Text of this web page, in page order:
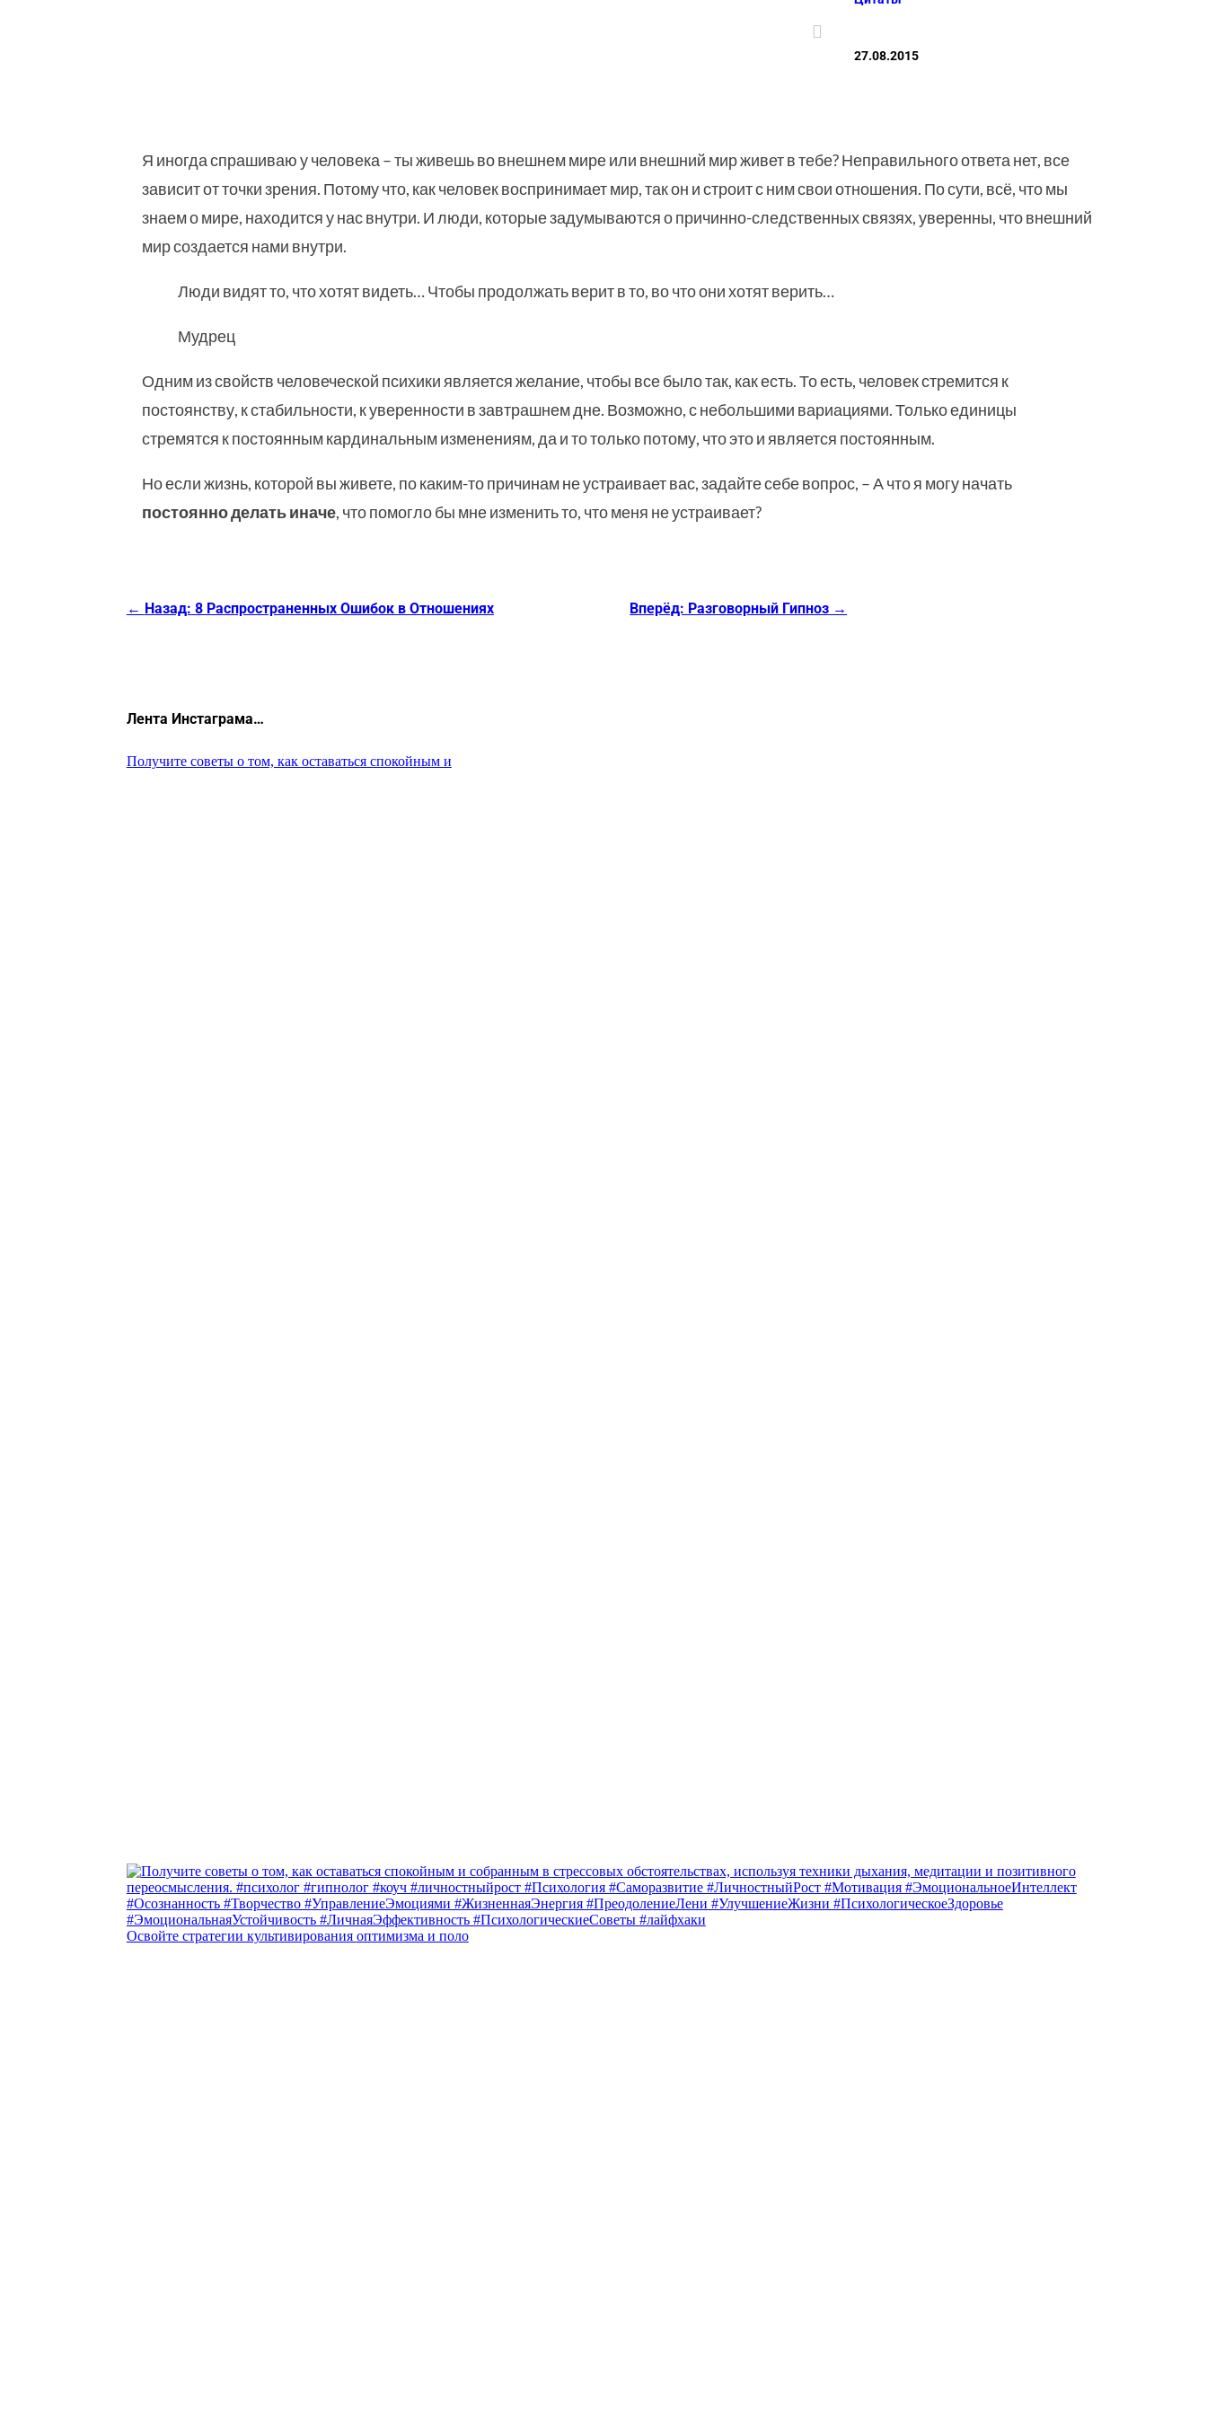

27.08.2015
Я иногда спрашиваю у человека – ты живешь во внешнем мире или внешний мир живет в тебе? Неправильного ответа нет, все
зависит от точки зрения. Потому что, как человек воспринимает мир, так он и строит с ним свои отношения. По сути, всё, что мы
знаем о мире, находится у нас внутри. И люди, которые задумываются о причинно-следственных связях, уверенны, что внешний
мир создается нами внутри.
Люди видят то, что хотят видеть… Чтобы продолжать верит в то, во что они хотят верить…
Мудрец
Одним из свойств человеческой психики является желание, чтобы все было так, как есть. То есть, человек стремится к
постоянству, к стабильности, к уверенности в завтрашнем дне. Возможно, с небольшими вариациями. Только единицы
стремятся к постоянным кардинальным изменениям, да и то только потому, что это и является постоянным.
Но если жизнь, которой вы живете, по каким-то причинам не устраивает вас, задайте себе вопрос, – А что я могу начать
постоянно делать иначе, что помогло бы мне изменить то, что меня не устраивает?
← Назад: 8 Распространенных Ошибок в Отношениях Вперёд: Разговорный Гипноз →
Лента Инстаграма…
Получите советы о том, как оставаться спокойным и
Освойте стратегии культивирования оптимизма и поло